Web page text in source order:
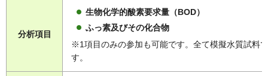
分析項目
生物化学的酸素要求量（BOD）
ふっ素及びその化合物
※1項目のみの参加も可能です。全て模擬水質試料で
す。